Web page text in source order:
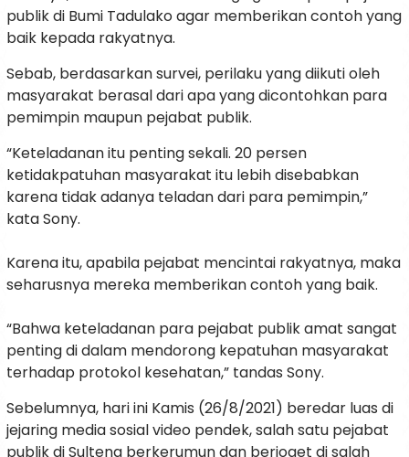
publik di Bumi Tadulako agar memberikan contoh yang
baik kepada rakyatnya.
Sebab, berdasarkan survei, perilaku yang diikuti oleh
masyarakat berasal dari apa yang dicontohkan para
pemimpin maupun pejabat publik.
“Keteladanan itu penting sekali. 20 persen
ketidakpatuhan masyarakat itu lebih disebabkan
karena tidak adanya teladan dari para pemimpin,”
kata Sony.
Karena itu, apabila pejabat mencintai rakyatnya, maka
seharusnya mereka memberikan contoh yang baik.
“Bahwa keteladanan para pejabat publik amat sangat
penting di dalam mendorong kepatuhan masyarakat
terhadap protokol kesehatan,” tandas Sony.
Sebelumnya, hari ini Kamis (26/8/2021) beredar luas di
jejaring media sosial video pendek, salah satu pejabat
publik di Sulteng berkerumun dan berjoget di salah